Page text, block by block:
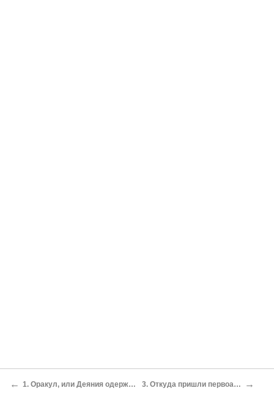
← 1. Оракул, или Деяния одержимого монаха 3. Откуда пришли первоамериканцы? →